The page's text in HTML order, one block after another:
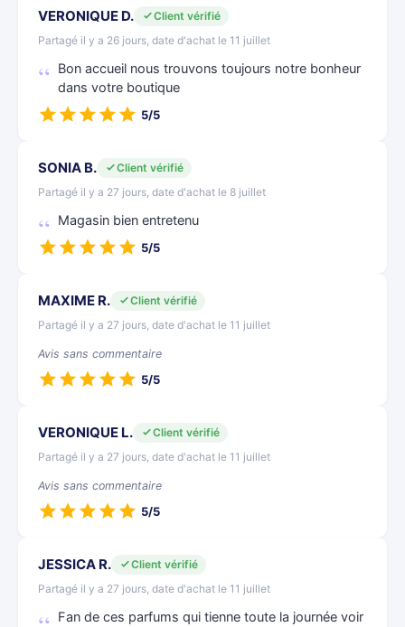
VERONIQUE D.
Client vérifié
Partagé il y a 26 jours, date d'achat le 11 juillet
Bon accueil nous trouvons toujours notre bonheur
dans votre boutique
5/5
SONIA B.
Client vérifié
Partagé il y a 27 jours, date d'achat le 8 juillet
Magasin bien entretenu
5/5
MAXIME R.
Client vérifié
Partagé il y a 27 jours, date d'achat le 11 juillet
Avis sans commentaire
5/5
VERONIQUE L.
Client vérifié
Partagé il y a 27 jours, date d'achat le 11 juillet
Avis sans commentaire
5/5
JESSICA R.
Client vérifié
Partagé il y a 27 jours, date d'achat le 11 juillet
Fan de ces parfums qui tienne toute la journée voir